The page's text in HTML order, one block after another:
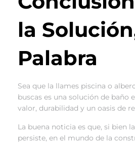
la
Palabra
Sea que la llames piscina o
buscas es una solución de baño
valor, durabilidad y un oasis de
La buena noticia es que, si bien
persiste, en el mundo de la